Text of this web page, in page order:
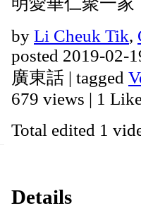
by Li Cheuk Tik,
posted 2019-02-
廣東話 | tagged
679 views | 1
Total edited 1
Details